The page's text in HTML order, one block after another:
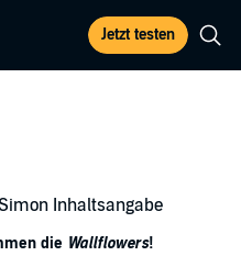
Jetzt testen
Inhaltsangabe
die Wallflowers!